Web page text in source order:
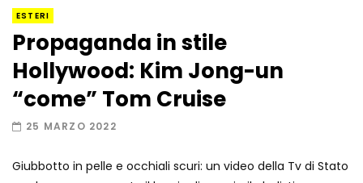
Amiocuggino fa saltare in aria il drone
Record di baci in 30 secondi
ESTERI
Propaganda in stile
Hollywood: Kim Jong-un
“come” Tom Cruise
25 MARZO 2022
Giubbotto in pelle e occhiali scuri: un video della Tv di Stato